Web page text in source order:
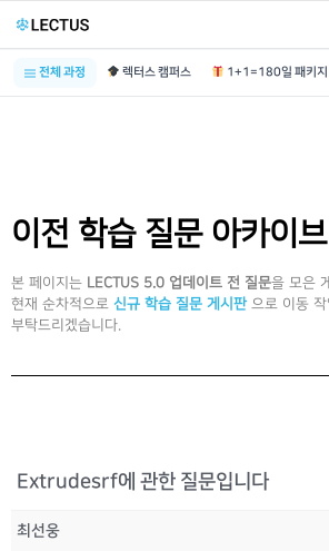
전체 과정 렉터스 캠퍼스
이전 학습 질문 아카이브
본 페이지는 LECTUS 5.0 업데이트 전 질문을 모은
현재 순차적으로 신규 학습 질문 게시판 으로 이동
부탁드리겠습니다.
Extrudesrf에 관한 질문입니다
최선웅